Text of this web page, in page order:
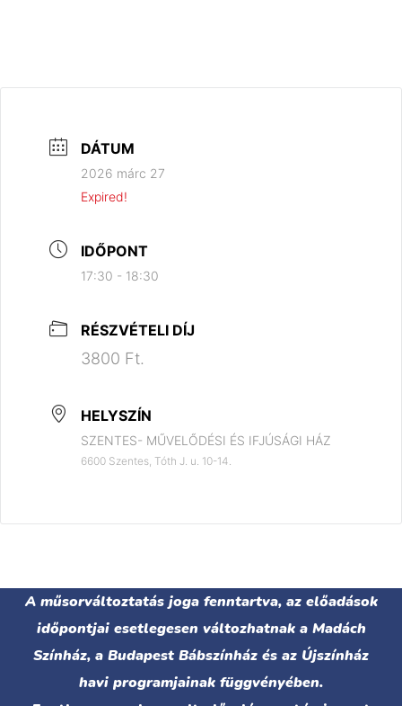
DÁTUM
2026 márc 27
Expired!
IDŐPONT
17:30 - 18:30
RÉSZVÉTELI DÍJ
3800 Ft.
HELYSZÍN
SZENTES- MŰVELŐDÉSI ÉS IFJÚSÁGI HÁZ
6600 Szentes, Tóth J. u. 10-14.
A műsorváltoztatás joga fenntartva, az előadások
időpontjai esetlegesen változhatnak a Madách
Színház, a Budapest Bábszínház és az Újszínház
havi programjainak függvényében.